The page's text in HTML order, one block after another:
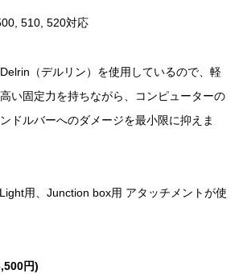
510, 520対応
（デルリン）を使用しているので、軽
い固定力を持ちながら、コンピューターの
ドルバーへのダメージを最小限に抑えま
用、Junction box用 アタッチメントが使
円)